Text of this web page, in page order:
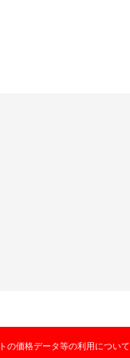
の価格データ等の利用について